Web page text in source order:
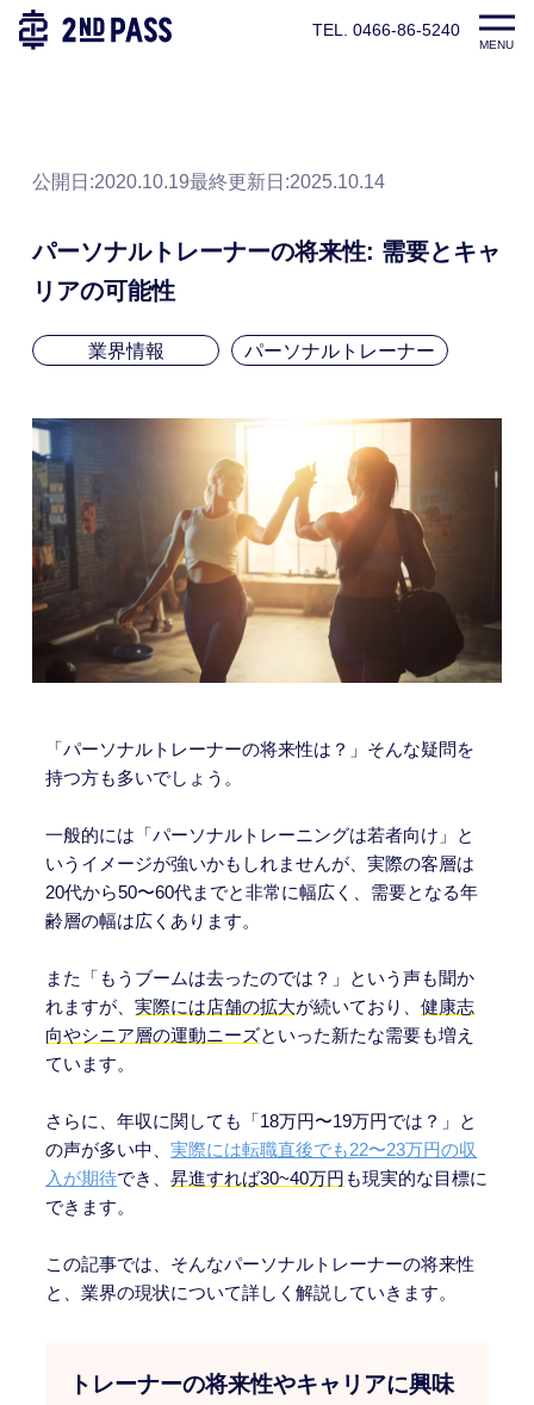
TEL. 0466-86-5240
MENU
TOP パーソナルトレーナー養成スクール|2ndPASS(セカンド
公開日:2020.10.19最終更新日:2025.10.14
パーソナルトレーナーの将来性: 需要とキャ
リアの可能性
業界情報 パーソナルトレーナー
「パーソナルトレーナーの将来性は？」そんな疑問を
持つ方も多いでしょう。
一般的には「パーソナルトレーニングは若者向け」と
いうイメージが強いかもしれませんが、実際の客層は
20代から50〜60代までと非常に幅広く、需要となる年
齢層の幅は広くあります。
また「もうブームは去ったのでは？」という声も聞か
れますが、実際には店舗の拡大が続いており、健康志
向やシニア層の運動ニーズといった新たな需要も増え
ています。
さらに、年収に関しても「18万円〜19万円では？」と
の声が多い中、実際には転職直後でも22〜23万円の収
入が期待でき、昇進すれば30~40万円も現実的な目標に
できます。
この記事では、そんなパーソナルトレーナーの将来性
と、業界の現状について詳しく解説していきます。
トレーナーの将来性やキャリアに興味